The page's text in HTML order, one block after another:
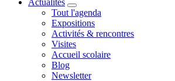
Tout l'agenda
Expositions
Activités & rencontres
Visites
Accueil scolaire
Blog
Newsletter